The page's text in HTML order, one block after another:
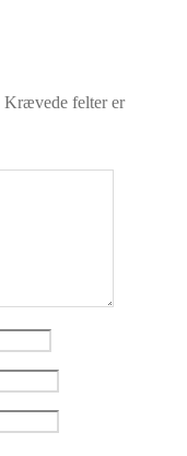
Krævede felter er